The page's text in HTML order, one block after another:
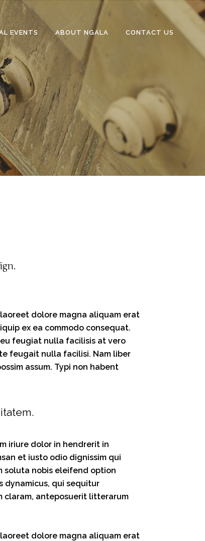
EVENTS ABOUT NGALA CONTACT US
dolore magna aliquam erat
ex ea commodo consequat.
feugiat nulla facilisis at vero
feugait nulla facilisi. Nam liber
assum. Typi non habent
iriure dolor in hendrerit in
et iusto odio dignissim qui
soluta nobis eleifend option
dynamicus, qui sequitur
claram, anteposuerit litterarum
dolore magna aliquam erat